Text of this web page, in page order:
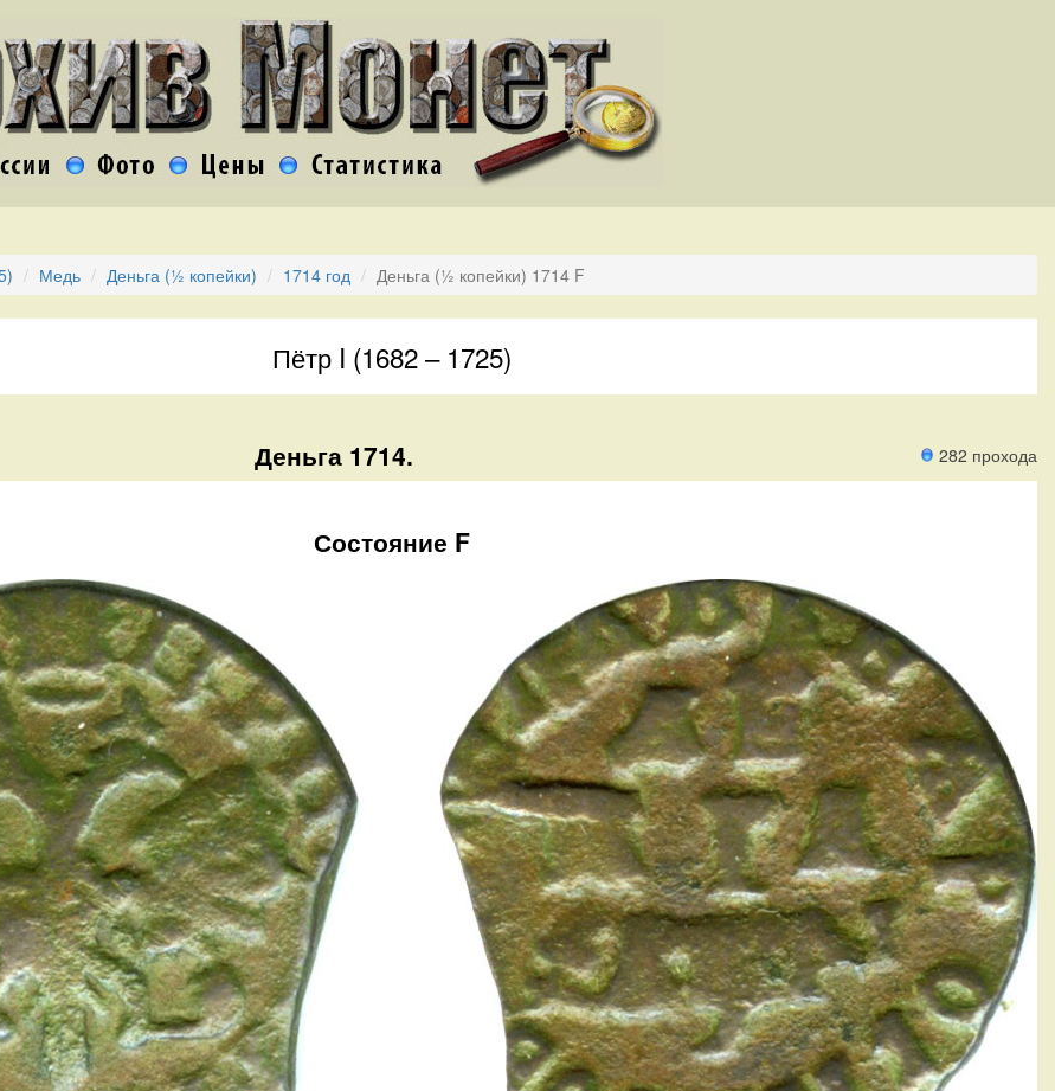
Медь Деньга (½ копейки) 1714 год Деньга (½ копейки) 1714 F
Пётр I (1682 – 1725)
282 прохода
Деньга 1714.
Состояние F